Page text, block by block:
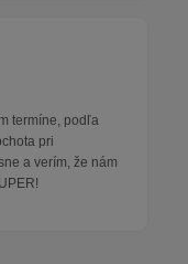
termíne, podľa
pri
a verím, že nám